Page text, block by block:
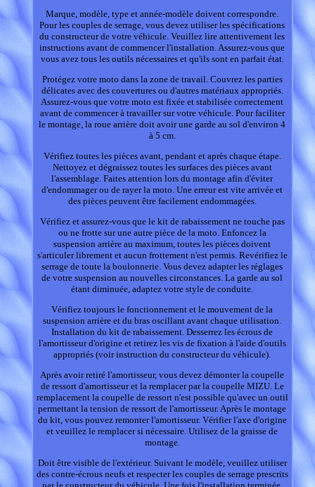
Marque, modèle, type et année-modèle doivent correspondre.
Pour les couples de serrage, vous devez utiliser les spécifications
du constructeur de votre véhicule. Veuillez lire attentivement les
instructions avant de commencer l'installation. Assurez-vous que
vous avez tous les outils nécessaires et qu'ils sont en parfait état.
Protégez votre moto dans la zone de travail. Couvrez les parties
délicates avec des couvertures ou d'autres matériaux appropriés.
Assurez-vous que votre moto est fixée et stabilisée correctement
avant de commencer à travailler sur votre véhicule. Pour faciliter
le montage, la roue arrière doit avoir une garde au sol d'environ 4
à 5 cm.
Vérifiez toutes les pièces avant, pendant et après chaque étape.
Nettoyez et dégraissez toutes les surfaces des pièces avant
l'assemblage. Faites attention lors du montage afin d'éviter
d'endommager ou de rayer la moto. Une erreur est vite arrivée et
des pièces peuvent être facilement endommagées.
Vérifiez et assurez-vous que le kit de rabaissement ne touche pas
ou ne frotte sur une autre pièce de la moto. Enfoncez la
suspension arrière au maximum, toutes les pièces doivent
s'articuler librement et aucun frottement n'est permis. Revérifiez le
serrage de toute la boulonnerie. Vous devez adapter les réglages
de votre suspension au nouvelles circonstances. La garde au sol
étant diminuée, adaptez votre style de conduite.
Vérifiez toujours le fonctionnement et le mouvement de la
suspension arrière et du bras oscillant avant chaque utilisation.
Installation du kit de rabaissement. Desserrez les écrous de
l'amortisseur d'origine et retirez les vis de fixation à l'aide d'outils
appropriés (voir instruction du constructeur du véhicule).
Après avoir retiré l'amortisseur, vous devez démonter la coupelle
de ressort d'amortisseur et la remplacer par la coupelle MIZU. Le
remplacement la coupelle de ressort n'est possible qu'avec un outil
permettant la tension de ressort de l'amortisseur. Après le montage
du kit, vous pouvez remonter l'amortisseur. Vérifier l'axe d'origine
et veuillez le remplacer si nécessaire. Utilisez de la graisse de
montage.
Doit être visible de l'extérieur. Suivant le modèle, veuillez utiliser
des contre-écrous neufs et respecter les couples de serrage prescrits